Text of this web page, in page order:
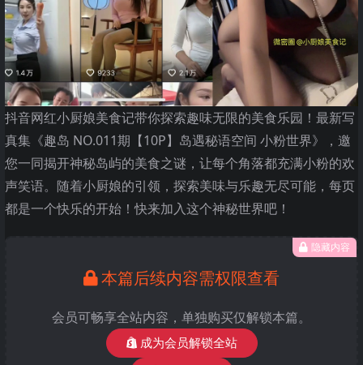
抖音网红小厨娘美食记带你探索趣味无限的美食乐园！最新写
真集《趣岛 NO.011期【10P】岛遇秘语空间 小粉世界》，邀
您一同揭开神秘岛屿的美食之谜，让每个角落都充满小粉的欢
声笑语。随着小厨娘的引领，探索美味与乐趣无尽可能，每页
都是一个快乐的开始！快来加入这个神秘世界吧！
隐藏内容
本篇后续内容需权限查看
会员可畅享全站内容，单独购买仅解锁本篇。
成为会员解锁全站